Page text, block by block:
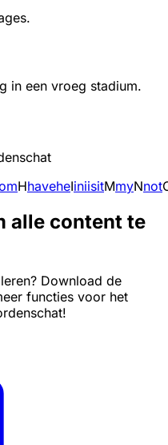
in een vroeg stadium.
HhaveheIiniisitMmyNnot
alle content te
Download de
functies voor het